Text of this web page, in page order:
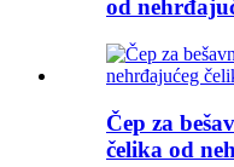
od
Čep za
čelika od